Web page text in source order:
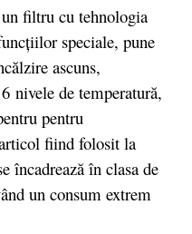
filtru cu tehnologia
speciale, pune
ascuns,
nivele de temperatură,
pentru
fiind folosit la
încadrează în clasa de
un consum extrem